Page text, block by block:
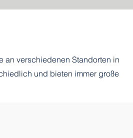
an verschiedenen Standorten in
und bieten immer große